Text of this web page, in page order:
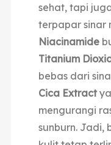
sehat, tapi
terpapar sinar
Niacinamide
Titanium
bebas dari
Cica Extract
mengurangi
sunburn. Jadi,